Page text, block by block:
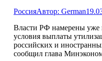
РоссияАвтор: German
Власти РФ намерены уже
условия выплаты
российских и
сообщил глава